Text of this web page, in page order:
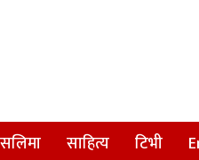
सलिमा साहित्य टिभी